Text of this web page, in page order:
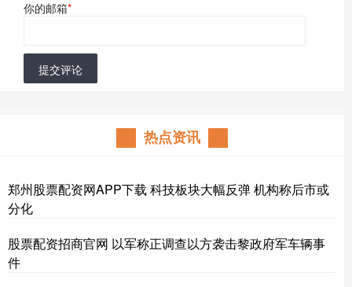
你的邮箱*
提交评论
热点资讯
郑州股票配资网APP下载 科技板块大幅反弹 机构称后市或
分化
股票配资招商官网 以军称正调查以方袭击黎政府军车辆事
件